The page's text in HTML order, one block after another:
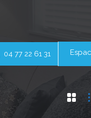
04 77 22 61 31